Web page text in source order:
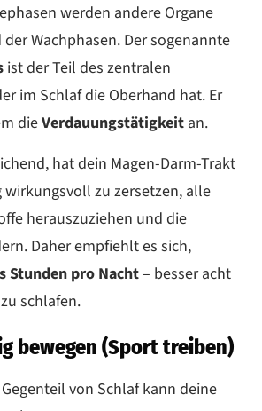
werden andere Organe
Wachphasen. Der sogenannte
ist der Teil des zentralen
im Schlaf die Oberhand hat. Er
dieVerdauungstätigkeit an.
hat dein Magen-Darm-Trakt
wirkungsvoll zu zersetzen, alle
herauszuziehen und die
Daher empfiehlt es sich,
Stunden pro Nacht– besser acht
schlafen.
bewegen (Sport treiben)
von Schlaf kann deine